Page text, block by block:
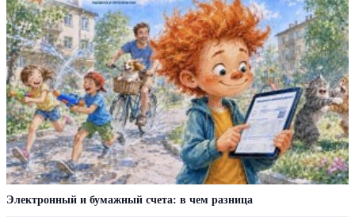
Электронный и бумажный счета: в чем разница